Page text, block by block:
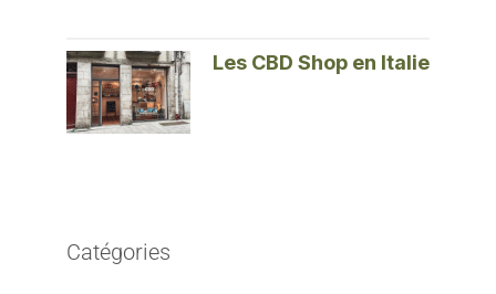
Les CBD Shop en Italie
Catégories